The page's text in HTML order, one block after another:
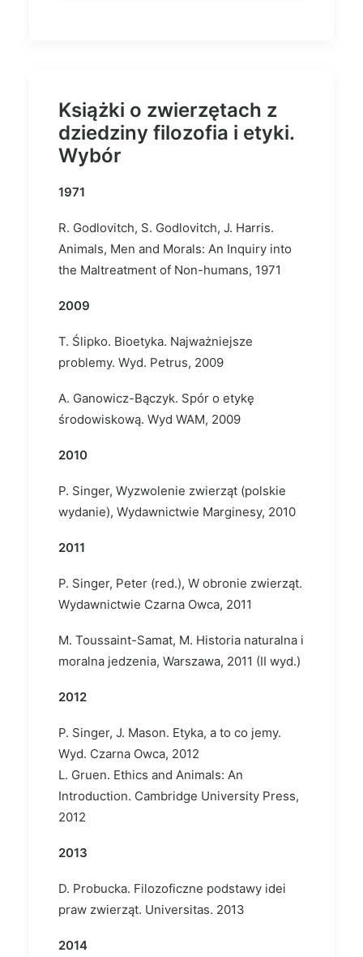
Książki o zwierzętach z
dziedziny filozofia i etyki.
Wybór
1971
R. Godlovitch, S. Godlovitch, J. Harris.
Animals, Men and Morals: An Inquiry into
the Maltreatment of Non-humans, 1971
2009
T. Ślipko. Bioetyka. Najważniejsze
problemy. Wyd. Petrus, 2009
A. Ganowicz-Bączyk. Spór o etykę
środowiskową. Wyd WAM, 2009
2010
P. Singer, Wyzwolenie zwierząt (polskie
wydanie), Wydawnictwie Marginesy, 2010
2011
P. Singer, Peter (red.), W obronie zwierząt.
Wydawnictwie Czarna Owca, 2011
M. Toussaint-Samat, M. Historia naturalna i
moralna jedzenia, Warszawa, 2011 (II wyd.)
2012
P. Singer, J. Mason. Etyka, a to co jemy.
Wyd. Czarna Owca, 2012
L. Gruen. Ethics and Animals: An
Introduction. Cambridge University Press,
2012
2013
D. Probucka. Filozoficzne podstawy idei
praw zwierząt. Universitas. 2013
2014